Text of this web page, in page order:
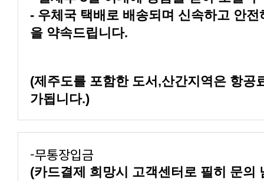
을 약속드립니다.
가됩니다.)
-무통장입금